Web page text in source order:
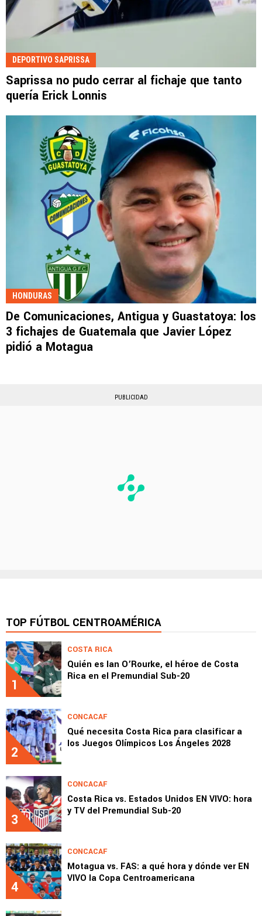
DEPORTIVO SAPRISSA
Saprissa no pudo cerrar al fichaje que tanto
quería Erick Lonnis
HONDURAS
De Comunicaciones, Antigua y Guastatoya: los
3 fichajes de Guatemala que Javier López
pidió a Motagua
PUBLICIDAD
TOP FÚTBOL CENTROAMÉRICA
1
COSTA RICA
Quién es Ian O’Rourke, el héroe de Costa
Rica en el Premundial Sub-20
2
CONCACAF
Qué necesita Costa Rica para clasificar a
los Juegos Olímpicos Los Ángeles 2028
3
CONCACAF
Costa Rica vs. Estados Unidos EN VIVO: hora
y TV del Premundial Sub-20
4
CONCACAF
Motagua vs. FAS: a qué hora y dónde ver EN
VIVO la Copa Centroamericana